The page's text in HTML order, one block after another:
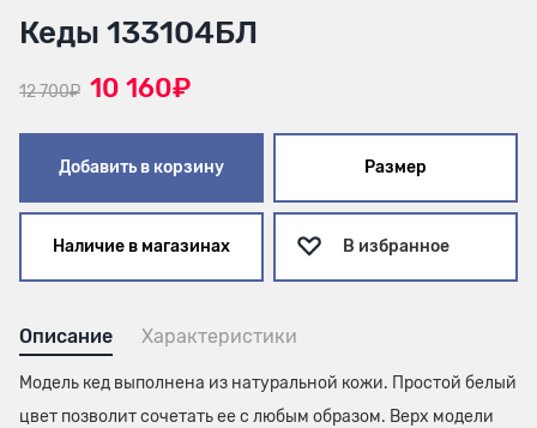
Кеды 133104БЛ
12 700₽ 10 160₽
Добавить в корзину Размер
Наличие в магазинах В избранное
Описание Характеристики
Модель кед выполнена из натуральной кожи. Простой белый
цвет позволит сочетать ее с любым образом. Верх модели